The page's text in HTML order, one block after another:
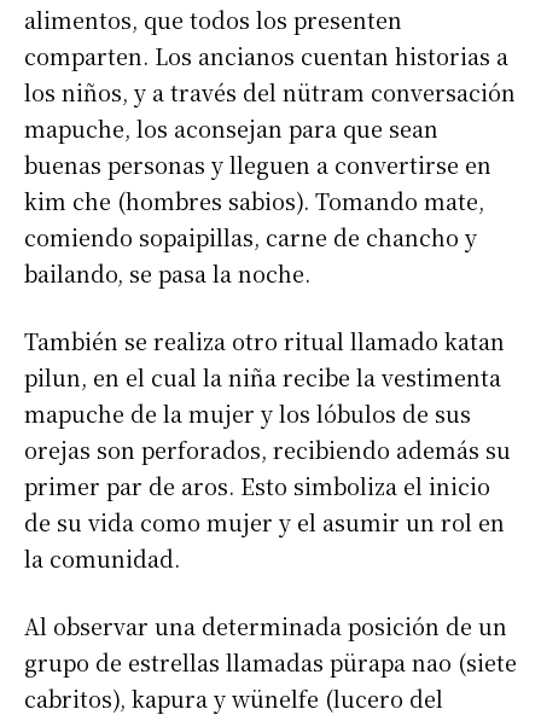
alimentos, que todos los presenten
comparten. Los ancianos cuentan historias a
los niños, y a través del nütram conversación
mapuche, los aconsejan para que sean
buenas personas y lleguen a convertirse en
kim che (hombres sabios). Tomando mate,
comiendo sopaipillas, carne de chancho y
bailando, se pasa la noche.
También se realiza otro ritual llamado katan
pilun, en el cual la niña recibe la vestimenta
mapuche de la mujer y los lóbulos de sus
orejas son perforados, recibiendo además su
primer par de aros. Esto simboliza el inicio
de su vida como mujer y el asumir un rol en
la comunidad.
Al observar una determinada posición de un
grupo de estrellas llamadas pürapa nao (siete
cabritos), kapura y wünelfe (lucero del